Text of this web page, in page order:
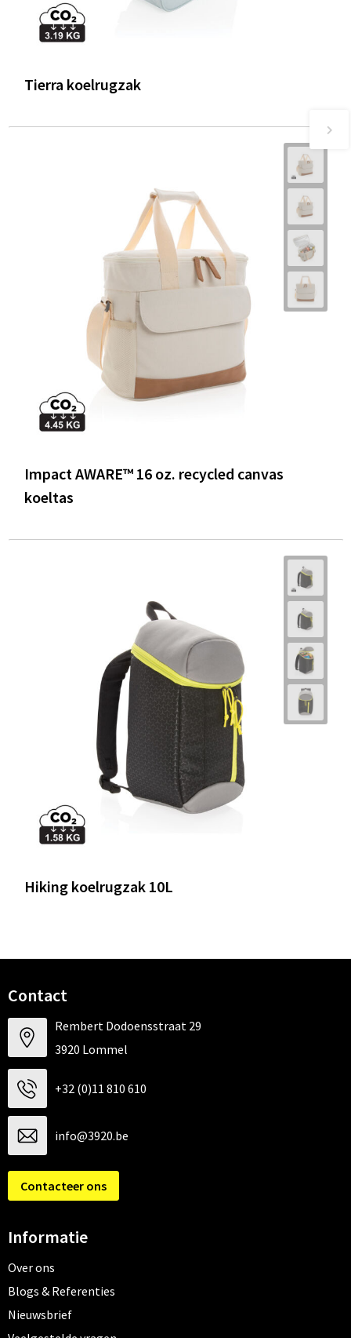
Tierra koelrugzak
Impact AWARE™ 16 oz. recycled canvas
koeltas
Hiking koelrugzak 10L
Contact
Rembert Dodoensstraat 29
3920 Lommel
+32 (0)11 810 610
info@3920.be
Contacteer ons
Informatie
Over ons
Blogs & Referenties
Nieuwsbrief